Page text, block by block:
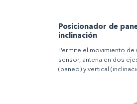
Posicionador de
inclinación
Permite el movimiento de
sensor, antena en dos
(paneo) y vertical